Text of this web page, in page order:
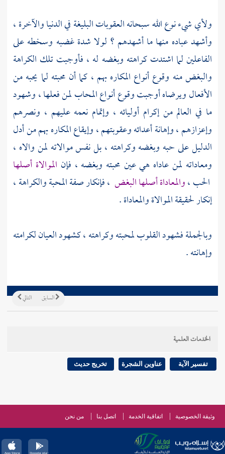
ولأي شيء نوع الله سبحانه العقوبات البليغة في الدنيا والآخرة ،
وأشهد عباده منها ما أشهدهم ؟ لولا شدة غضبه وسخطه على
الفاعلين لما اشتدت كراهته وبغضه له ، فأوجبت تلك الكراهة
والبغض منه وقوع أنواع المكاره بهم ، كما أن محبته لما يحبه من
الأفعال ويرضاه أوجبت وقوع أنواع المحاب لمن فعلها ، وشهود
ما في العالم من إكرام أوليائه ، وإتمام نعمه عليهم ، ونصرهم
وإعزازهم ، وإهانة أعدائه وعقوبتهم ، وإيقاع المكاره بهم من أدل
الدليل على حبه وبغضه وكراهته ، بل نفس موالاته لمن والاه ،
ومعاداته لمن عاداه هي عين محبته وبغضه ، فإن الموالاة أصلها
الحب ،والمعاداة أصلها البغض ، فإنكار صفة المحبة والكراهة ،
إنكار لحقيقة الموالاة والمعاداة .
وبالجملة فشهود القلوب لمحبته وكراهته ، كشهود العيان لكرامته
وإهانته .
التالي السابق
الخدمات العلمية
تفسير الآية عناوين الشجرة تخريج حديث
وثيقة الخصوصية اتفاقية الخدمة اتصل بنا من نحن